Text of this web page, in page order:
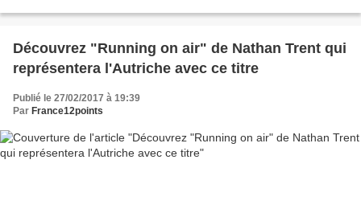
Découvrez "Running on air" de Nathan Trent qui
représentera l'Autriche avec ce titre
Publié le 27/02/2017 à 19:39
Par France12points